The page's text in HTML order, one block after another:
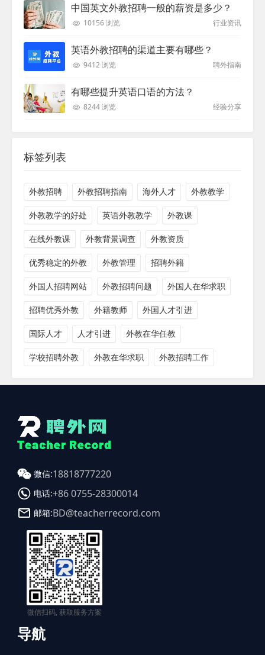
中国英文外教招聘一般的薪资是多少？
10156 浏览 行业资讯
英语外教招聘的渠道主要有哪些？
9412 浏览 聘外指南
有哪些提升英语口语的方法？
8244 浏览 经验分享
标签列表
外教招聘 外教招聘指南 海外人才 外教教学
外教教学的好处 英语外教教学 外教课
在线外教课 外教背景调查 外教资质
优秀稳定的外教 外教管理 招聘外籍
外国人招聘网站 外教招聘问题 外国人在华求职
招聘优秀外教 外籍教师 外国人才引进
国际人才 人才引进 外教在华任教
学校招聘外教 外教在华求职 外教招聘工作
微信:18818777220
电话:+86 0755-28300014
邮箱:BD@teacherrecord.com
微信扫码, 获取服务方案
导航